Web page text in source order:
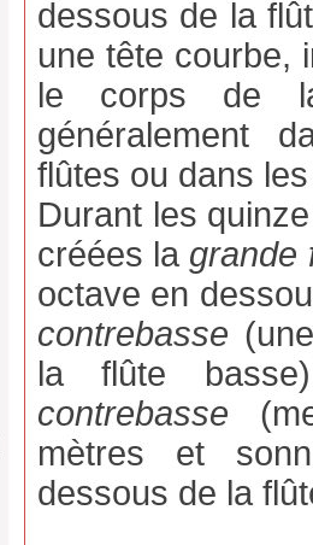
dessous de la
une tête courbe,
le corps de
généralement
flûtes ou dans
Durant les
créées la grande
octave en
contrebasse
la flûte
contrebasse
mètres et
dessous de la